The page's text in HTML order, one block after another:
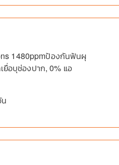
1480ppmป้องกันฟันผุ
ยื่อบุช่องปาก, 0% แอ